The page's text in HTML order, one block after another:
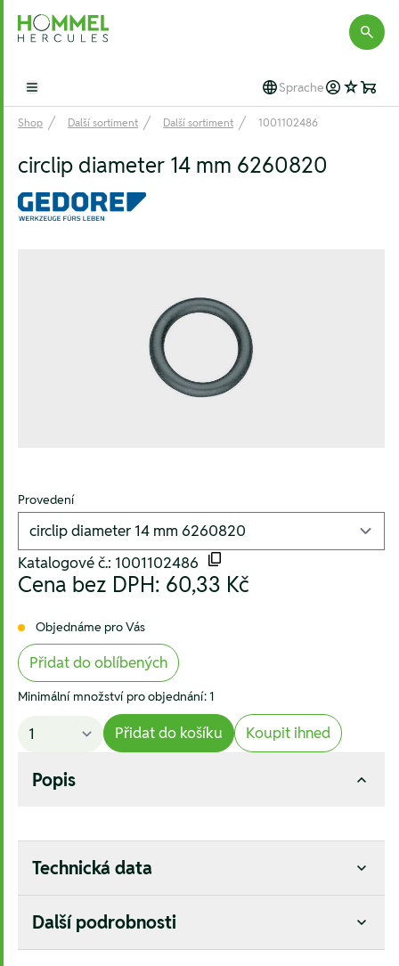
Hommel Hercules
Open main menu Sprache
Shop Další sortiment Další sortiment 1001102486
circlip diameter 14 mm 6260820
Provedení
Katalogové č.: 1001102486
Cena bez DPH: 60,33 Kč
Objednáme pro Vás
Přidat do oblíbených
Minimální množství pro objednání: 1
Přidat do košíku Koupit ihned
Popis
Technická data
Další podrobnosti